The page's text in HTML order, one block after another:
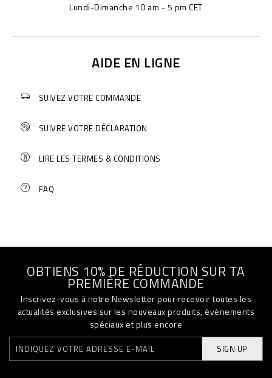
Lundi-Dimanche 10 am - 5 pm CET
AIDE EN LIGNE
SUIVEZ VOTRE COMMANDE
SUIVRE VOTRE DÉCLARATION
LIRE LES TERMES & CONDITIONS
FAQ
OBTIENS 10% DE RÉDUCTION SUR TA
PREMIÈRE COMMANDE
Inscrivez-vous à notre Newsletter pour recevoir toutes les
actualités exclusives sur les nouveaux produits, événements
spéciaux et plus encore
SIGN UP